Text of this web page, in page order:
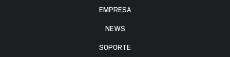
EMPRESA
NEWS
SOPORTE